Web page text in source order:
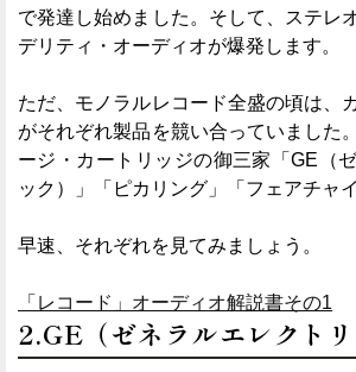
で発達し始めました。そして、ステレ
デリティ・オーディオが爆発します。
ただ、モノラルレコード全盛の頃は、
がそれぞれ製品を競い合っていました
ージ・カートリッジの御三家「GE（
ック）」「ピカリング」「フェアチャ
早速、それぞれを見てみましょう。
「レコード」オーディオ解説書その1
2.GE（ゼネラルエレクトリ